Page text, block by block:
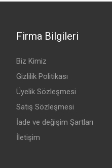
Firma Bilgileri
Biz Kimiz
Gizlilik Politikası
Üyelik Sözleşmesi
Satış Sözleşmesi
İade ve değişim Şartları
İletişim